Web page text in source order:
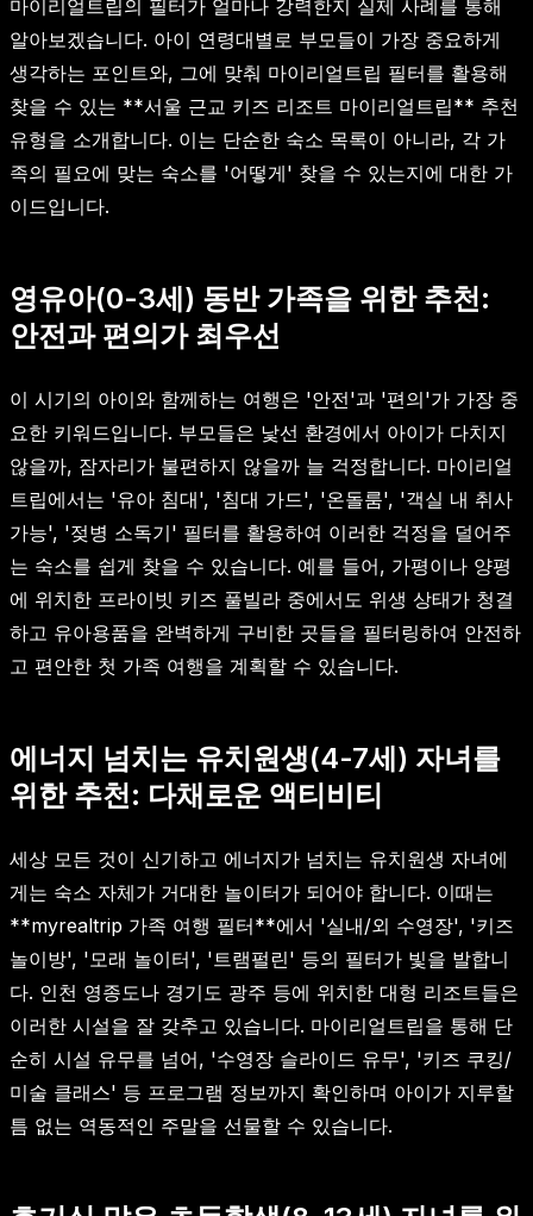
마이리얼트립의 필터가 얼마나 강력한지 실제 사례를 통해
알아보겠습니다. 아이 연령대별로 부모들이 가장 중요하게
생각하는 포인트와, 그에 맞춰 마이리얼트립 필터를 활용해
찾을 수 있는 **서울 근교 키즈 리조트 마이리얼트립** 추천
유형을 소개합니다. 이는 단순한 숙소 목록이 아니라, 각 가
족의 필요에 맞는 숙소를 '어떻게' 찾을 수 있는지에 대한 가
이드입니다.
영유아(0-3세) 동반 가족을 위한 추천:
안전과 편의가 최우선
이 시기의 아이와 함께하는 여행은 '안전'과 '편의'가 가장 중
요한 키워드입니다. 부모들은 낯선 환경에서 아이가 다치지
않을까, 잠자리가 불편하지 않을까 늘 걱정합니다. 마이리얼
트립에서는 '유아 침대', '침대 가드', '온돌룸', '객실 내 취사
가능', '젖병 소독기' 필터를 활용하여 이러한 걱정을 덜어주
는 숙소를 쉽게 찾을 수 있습니다. 예를 들어, 가평이나 양평
에 위치한 프라이빗 키즈 풀빌라 중에서도 위생 상태가 청결
하고 유아용품을 완벽하게 구비한 곳들을 필터링하여 안전하
고 편안한 첫 가족 여행을 계획할 수 있습니다.
에너지 넘치는 유치원생(4-7세) 자녀를
위한 추천: 다채로운 액티비티
세상 모든 것이 신기하고 에너지가 넘치는 유치원생 자녀에
게는 숙소 자체가 거대한 놀이터가 되어야 합니다. 이때는
**myrealtrip 가족 여행 필터**에서 '실내/외 수영장', '키즈
놀이방', '모래 놀이터', '트램펄린' 등의 필터가 빛을 발합니
다. 인천 영종도나 경기도 광주 등에 위치한 대형 리조트들은
이러한 시설을 잘 갖추고 있습니다. 마이리얼트립을 통해 단
순히 시설 유무를 넘어, '수영장 슬라이드 유무', '키즈 쿠킹/
미술 클래스' 등 프로그램 정보까지 확인하며 아이가 지루할
틈 없는 역동적인 주말을 선물할 수 있습니다.